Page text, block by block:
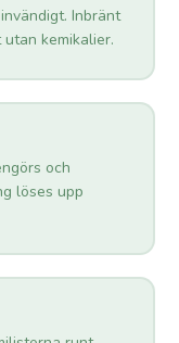
Inbränt
kemikalier.
och
löses upp